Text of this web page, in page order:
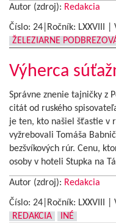
Autor (zdroj): Redakcia
Číslo: 24|Ročník: LXXVIII |
ŽELEZIARNE
Výherca
Správne znenie tajničky z
citát od ruského
je ten, kto našiel šťastie v
vyžrebovali Tomáša
bezšvíkových rúr. Cenu,
osoby v hoteli Stupka na
Autor (zdroj): Redakcia
Číslo: 24|Ročník: LXXVIII |
REDAKCIA
INÉ